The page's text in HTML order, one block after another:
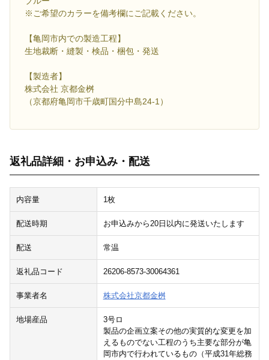
※ご希望のカラーを備考欄にご記載ください。
【亀岡市内での製造工程】
生地裁断・縫製・検品・梱包・発送
【製造者】
株式会社 京都金桝
（京都府亀岡市千歳町国分中島24-1）
返礼品詳細・お申込み・配送
内容量 1枚
配送時期 お申込みから20日以内に発送いたします
配送 常温
返礼品コード 26206-8573-30064361
事業者名 株式会社京都金桝
地場産品
3号ロ
製品の企画立案その他の実質的な変更を加
えるものでない工程のうち主要な部分が亀
岡市内で行われているもの（平成31年総務